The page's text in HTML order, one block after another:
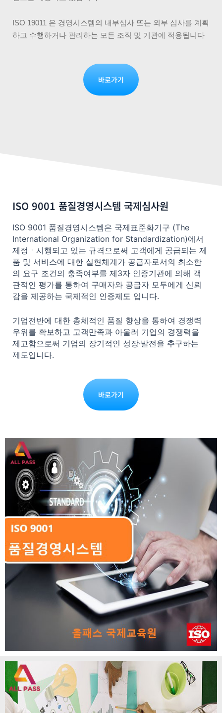
ISO 19011 은 경영시스템의 내부심사 또는 외부 심사를 계획
하고 수행하거나 관리하는 모든 조직 및 기관에 적용됩니다
바로가기
ISO 9001 품질경영시스템 국제심사원
ISO 9001 품질경영시스템은 국제표준화기구 (The
International Organization for Standardization)에서
제정ㆍ시행되고 있는 규격으로써 고객에게 공급되는 제
품 및 서비스에 대한 실현체계가 공급자로서의 최소한
의 요구 조건의 충족여부를 제3자 인증기관에 의해 객
관적인 평가를 통하여 구매자와 공급자 모두에게 신뢰
감을 제공하는 국제적인 인증제도 입니다.
기업전반에 대한 총체적인 품질 향상을 통하여 경쟁력
우위를 확보하고 고객만족과 아울러 기업의 경쟁력을
제고함으로써 기업의 장기적인 성장·발전을 추구하는
제도입니다.
바로가기